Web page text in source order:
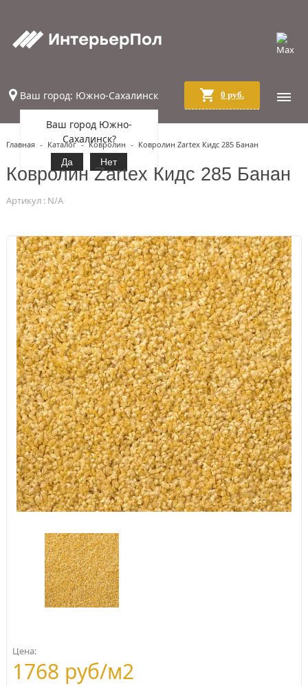
Ваш город: Южно-Сахалинск
Ваш город Южно-
Сахалинск?
Да Нет
0 руб.
Главная - Каталог - Ковролин - Ковролин Zartex Кидс 285 Банан
Ковролин Zartex Кидс 285 Банан
Артикул : N/A
Цена:
1768 руб/м2